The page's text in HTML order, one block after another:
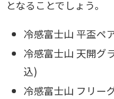
となることでしょう。
冷感富士山 平盃ペ
冷感富士山 天開グ
込)
冷感富士山 フリー